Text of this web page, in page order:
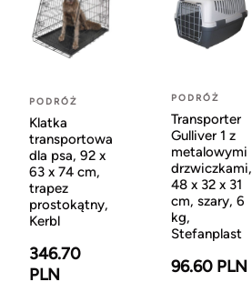
PODRÓŻ
Klatka
transportowa
dla psa, 92 x
63 x 74 cm,
trapez
prostokątny,
Kerbl
346.70
PLN
PODRÓŻ
Transporter
Gulliver 1 z
metalowymi
drzwiczkami,
48 x 32 x 31
cm, szary, 6
kg,
Stefanplast
96.60 PLN